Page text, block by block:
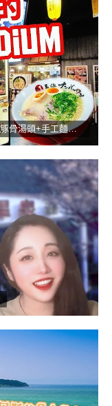
【日本美食】當地人大推的博多拉麵！濃厚豚骨湯頭+手工麵的無敵組合